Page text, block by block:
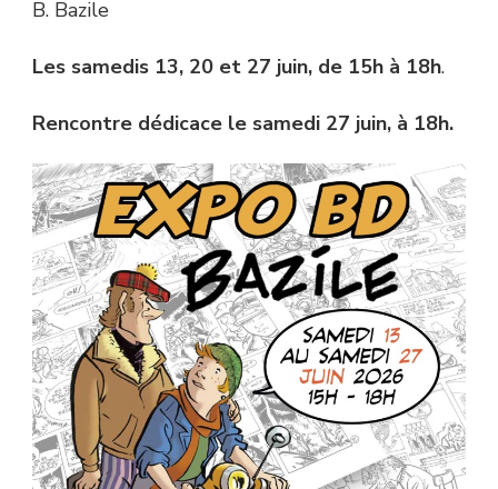
B. Bazile
Les samedis 13, 20 et 27 juin, de 15h à 18h.
Rencontre dédicace le samedi 27 juin, à 18h.